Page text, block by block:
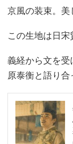
京風の装束。美
この生地は日宋
義経から文を
原泰衡と語り合